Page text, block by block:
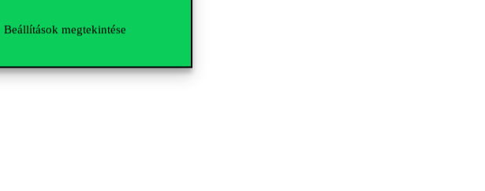
Beállítások megtekintése